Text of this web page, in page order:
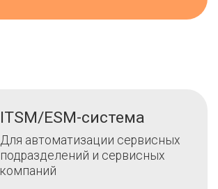
ITSM/ESM-система
Для автоматизации сервисных
подразделений и сервисных
компаний